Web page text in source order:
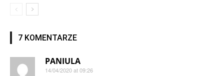
7 KOMENTARZE
PANIULA
14/04/2020 at 09:26